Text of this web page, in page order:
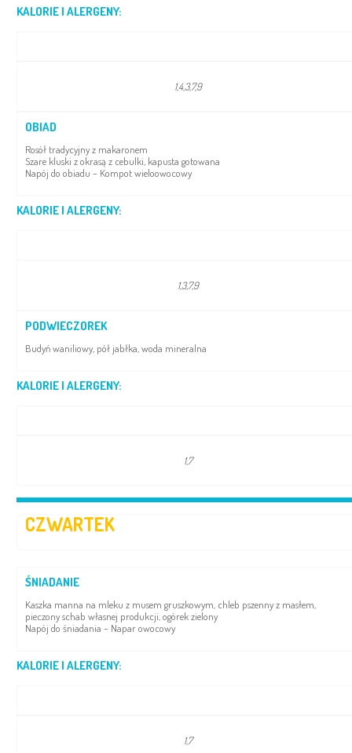
KALORIE I ALERGENY:
1,4,3,7,9
OBIAD
Rosół tradycyjny z makaronem
Szare kluski z okrasą z cebulki, kapusta gotowana
Napój do obiadu – Kompot wieloowocowy
KALORIE I ALERGENY:
1,3,7,9
PODWIECZOREK
Budyń waniliowy, pół jabłka, woda mineralna
KALORIE I ALERGENY:
1,7
CZWARTEK
ŚNIADANIE
Kaszka manna na mleku z musem gruszkowym, chleb pszenny z masłem,
pieczony schab własnej produkcji, ogórek zielony
Napój do śniadania – Napar owocowy
KALORIE I ALERGENY:
1,7